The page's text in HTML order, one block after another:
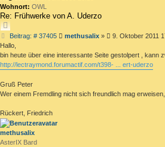
Wohnort: OWL
Re: Frühwerke von A. Uderzo
Beitrag: # 37405Beitrag
methusalix»
9. Oktober 2011
Hallo,
bin heute über eine interessante Seite gestolpert ,
http://lectraymond.forumactif.com/t398- ... ert-uderzo
Gruß Peter
Wer einem Fremdling nicht sich freundlich mag
Rückert, Friedrich
methusalix
AsterIX Bard